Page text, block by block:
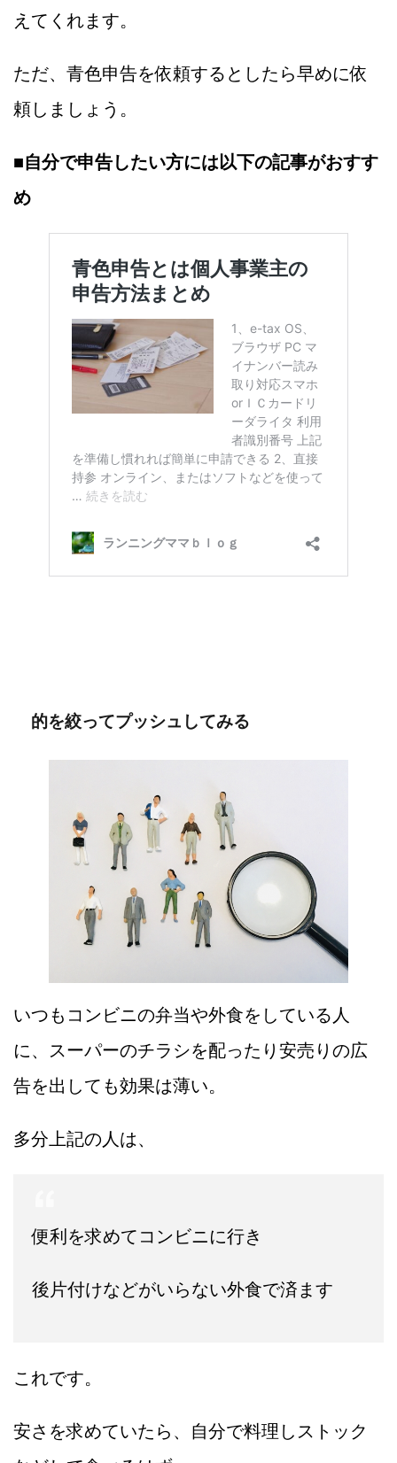
えてくれます。
ただ、青色申告を依頼するとしたら早めに依
頼しましょう。
■自分で申告したい方には以下の記事がおすす
め
的を絞ってプッシュしてみる
いつもコンビニの弁当や外食をしている人
に、スーパーのチラシを配ったり安売りの広
告を出しても効果は薄い。
多分上記の人は、
便利を求めてコンビニに行き
後片付けなどがいらない外食で済ます
これです。
安さを求めていたら、自分で料理しストック